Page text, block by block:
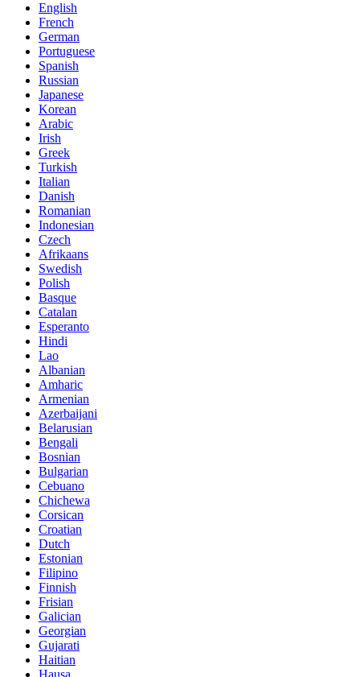
English
French
German
Portuguese
Spanish
Russian
Japanese
Korean
Arabic
Irish
Greek
Turkish
Italian
Danish
Romanian
Indonesian
Czech
Afrikaans
Swedish
Polish
Basque
Catalan
Esperanto
Hindi
Lao
Albanian
Amharic
Armenian
Azerbaijani
Belarusian
Bengali
Bosnian
Bulgarian
Cebuano
Chichewa
Corsican
Croatian
Dutch
Estonian
Filipino
Finnish
Frisian
Galician
Georgian
Gujarati
Haitian